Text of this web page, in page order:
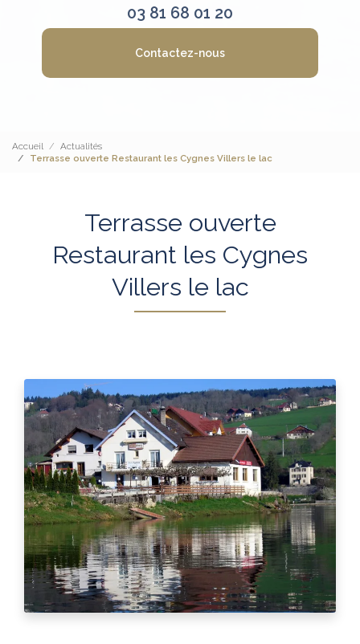
03 81 68 01 20
Contactez-nous
Accueil
Actualités
Terrasse ouverte Restaurant les Cygnes Villers le lac
Terrasse ouverte
Restaurant les Cygnes
Villers le lac